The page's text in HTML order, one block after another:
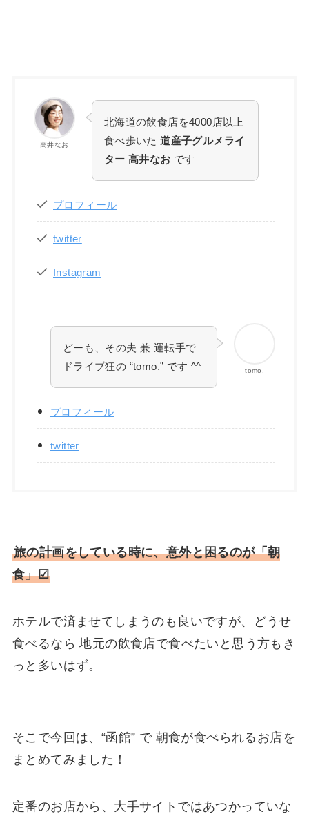
高井なお
北海道の飲食店を4000店以上
食べ歩いた道産子グルメライ
ター 高井なお です
プロフィール
twitter
Instagram
tomo.
どーも、その夫 兼 運転手で
ドライブ狂の “tomo.” です ^^
プロフィール
twitter
旅の計画をしている時に、意外と困るのが「朝
食」☑
ホテルで済ませてしまうのも良いですが、どうせ
食べるなら 地元の飲食店で食べたいと思う方もき
っと多いはず。
そこで今回は、“函館” で 朝食が食べられるお店を
まとめてみました！
定番のお店から、大手サイトではあつかっていな